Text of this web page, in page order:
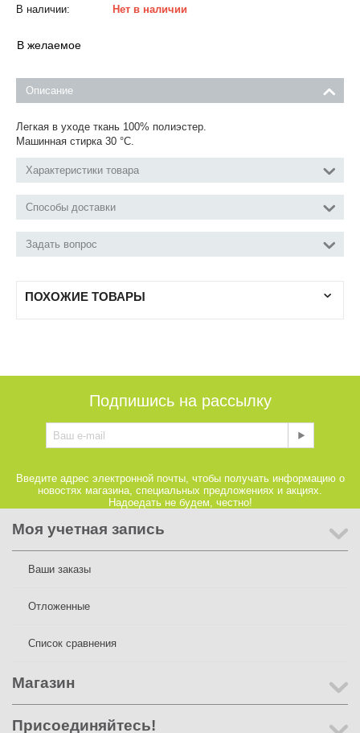
В наличии:
Нет в наличии
В желаемое
Описание
Легкая в уходе ткань 100% полиэстер.
Машинная стирка 30 °С.
Характеристики товара
Способы доставки
Задать вопрос
ПОХОЖИЕ ТОВАРЫ
Подпишись на рассылку
Введите адрес электронной почты, чтобы получать информацию о
новостях магазина, специальных предложениях и акциях.
Надоедать не будем, честно!
Моя учетная запись
Ваши заказы
Отложенные
Список сравнения
Магазин
Присоединяйтесь!